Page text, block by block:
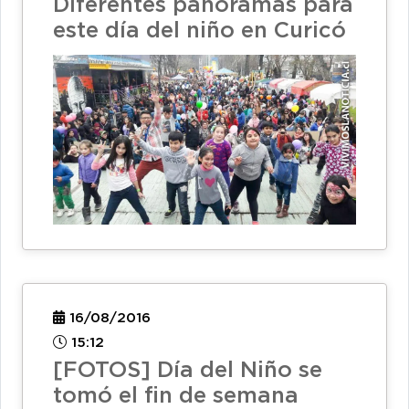
Diferentes panoramas para
este día del niño en Curicó
16/08/2016
15:12
[FOTOS] Día del Niño se
tomó el fin de semana